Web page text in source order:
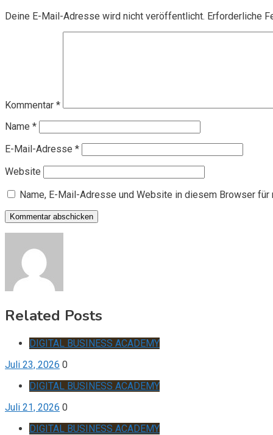
Deine E-Mail-Adresse wird nicht veröffentlicht. Erforderliche
Kommentar *
Name *
E-Mail-Adresse *
Website
Name, E-Mail-Adresse und Website in diesem Browser
Related Posts
DIGITAL BUSINESS ACADEMY
Juli 23, 2026 0
DIGITAL BUSINESS ACADEMY
Juli 21, 2026 0
DIGITAL BUSINESS ACADEMY